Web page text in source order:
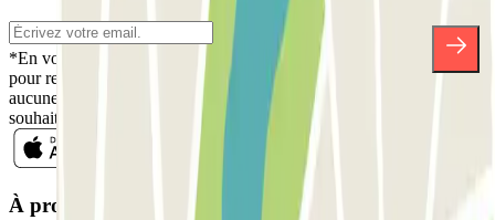
*En vous inscrivant, vous acceptez notre politique de confidentialité
pour recevoir des communications commerciales de Parclick. Sans
aucune obligation, vous pouvez vous désinscrire quand vous le
souhaitez dans la même newsletter.
À propos de Parclick